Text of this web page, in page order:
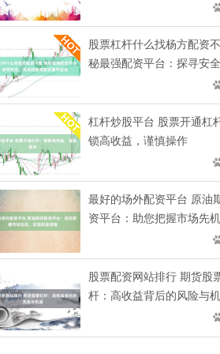
股票杠杆什么找杨方配资
秘最强配资平台：探寻安
杠杆炒股平台 股票开通杠
锁高收益，谨慎操作
最好的场外配资平台 原油
资平台：助您把握市场先
股票配资网站排行 期货股
杆：高收益背后的风险与